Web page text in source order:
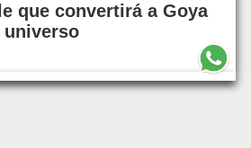
que convertirá a Goya
universo